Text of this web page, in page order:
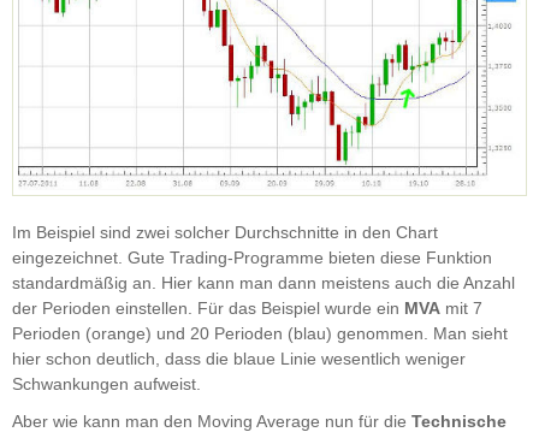
Im Beispiel sind zwei solcher Durchschnitte in den Chart
eingezeichnet. Gute Trading-Programme bieten diese Funktion
standardmäßig an. Hier kann man dann meistens auch die Anzahl
der Perioden einstellen. Für das Beispiel wurde ein MVA mit 7
Perioden (orange) und 20 Perioden (blau) genommen. Man sieht
hier schon deutlich, dass die blaue Linie wesentlich weniger
Schwankungen aufweist.
Aber wie kann man den Moving Average nun für die Technische